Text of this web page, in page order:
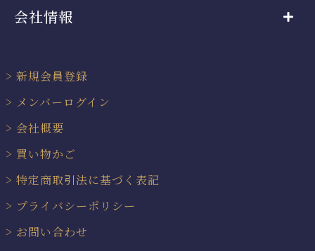
会社情報
新規会員登録
メンバーログイン
会社概要
買い物かご
特定商取引法に基づく表記
プライバシーポリシー
お問い合わせ